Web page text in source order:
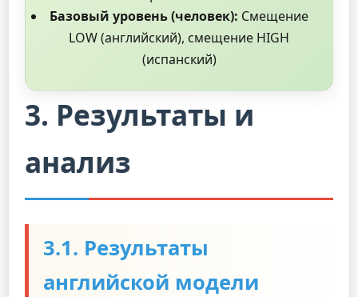
Базовый уровень (человек): Смещение
LOW (английский), смещение HIGH
(испанский)
3. Результаты и
анализ
3.1. Результаты
английской модели